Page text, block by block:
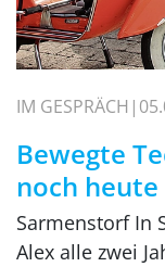
IM GESPRÄCH
Bewegte
noch
Sarmenstorf In
Alex alle zwei